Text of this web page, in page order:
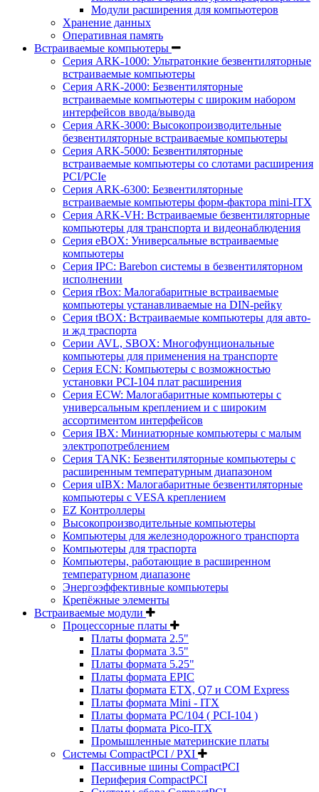
Модули расширения для компьютеров
Хранение данных
Оперативная память
Встраиваемые компьютеры
Серия ARK-1000: Ультратонкие безвентиляторные
встраиваемые компьютеры
Серия ARK-2000: Безвентиляторные
встраиваемые компьютеры с широким набором
интерфейсов ввода/вывода
Серия ARK-3000: Высокопроизводительные
безвентиляторные встраиваемые компьютеры
Серия ARK-5000: Безвентиляторные
встраиваемые компьютеры со слотами расширения
PCI/PCIe
Серия ARK-6300: Безвентиляторные
встраиваемые компьютеры форм-фактора mini-ITX
Серия ARK-VH: Встраиваемые безвентиляторные
компьютеры для транспорта и видеонаблюдения
Серия eBOX: Универсальные встраиваемые
компьютеры
Серия IPC: Barebon системы в безвентиляторном
исполнении
Серия rBox: Малогабаритные встраиваемые
компьютеры устанавливаемые на DIN-рейку
Серия tBOX: Встраиваемые компьютеры для авто-
и жд траспорта
Серии AVL, SBOX: Многофунциональные
компьютеры для применения на транспорте
Серия ECN: Компьютеры с возможностью
установки PCI-104 плат расширения
Серия ECW: Малогабаритные компьютеры с
универсальным креплением и с широким
ассортиментом интерфейсов
Серия IBX: Миниатюрные компьютеры с малым
электропотреблением
Серия TANK: Безвентиляторные компьютеры с
расширенным температурным диапазоном
Серия uIBX: Малогабаритные безвентиляторные
компьютеры с VESA креплением
EZ Контроллеры
Высокопроизводительные компьютеры
Компьютеры для железнодорожного транспорта
Компьютеры для траспорта
Компьютеры, работающие в расширенном
температурном диапазоне
Энергоэффективные компьютеры
Крепёжные элементы
Встраиваемые модули
Процессорные платы
Платы формата 2.5"
Платы формата 3.5"
Платы формата 5.25"
Платы формата EPIC
Платы формата ETX, Q7 и COM Express
Платы формата Mini - ITX
Платы формата PC/104 ( PCI-104 )
Платы формата Pico-ITX
Промышленные материнские платы
Системы CompactPCI / PXI
Пассивные шины CompactPCI
Периферия CompactPCI